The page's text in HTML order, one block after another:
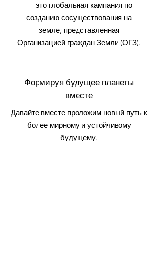
— это глобальная кампания по
созданию сосуществования на
земле, представленная
Организацией граждан Земли (ОГЗ).
Формируя будущее планеты
вместе
Давайте вместе проложим новый путь к
более мирному и устойчивому
будущему.